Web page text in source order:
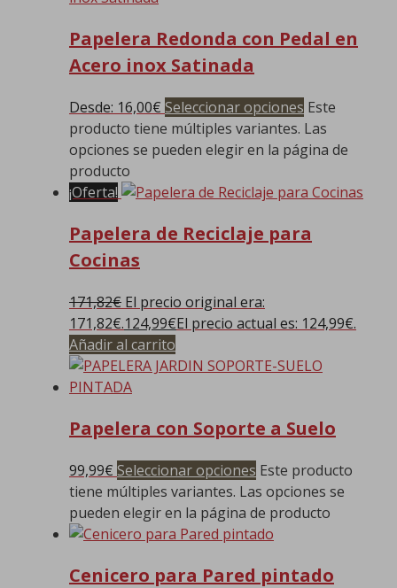
Papelera Redonda con Pedal en
Acero inox Satinada
Desde: 16,00€ Seleccionar opciones Este
producto tiene múltiples variantes. Las
opciones se pueden elegir en la página de
producto
¡Oferta!
Papelera de Reciclaje para
Cocinas
171,82€ El precio original era:
171,82€.124,99€El precio actual es: 124,99€.
Añadir al carrito
Papelera con Soporte a Suelo
99,99€ Seleccionar opciones Este producto
tiene múltiples variantes. Las opciones se
pueden elegir en la página de producto
Cenicero para Pared pintado